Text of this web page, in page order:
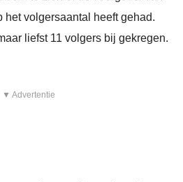
het volgersaantal heeft gehad.
liefst 11 volgers bij gekregen.
▼ Advertentie